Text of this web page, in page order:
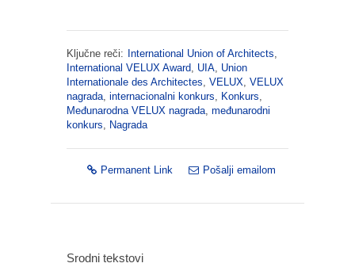
Ključne reči: International Union of Architects
International VELUX Award UIA Union
Internationale des Architectes VELUX VELUX
nagrada internacionalni konkurs Konkurs
Međunarodna VELUX nagrada međunarodni
konkurs
Nagrada
Permanent Link Pošalji emailom
Srodni tekstovi